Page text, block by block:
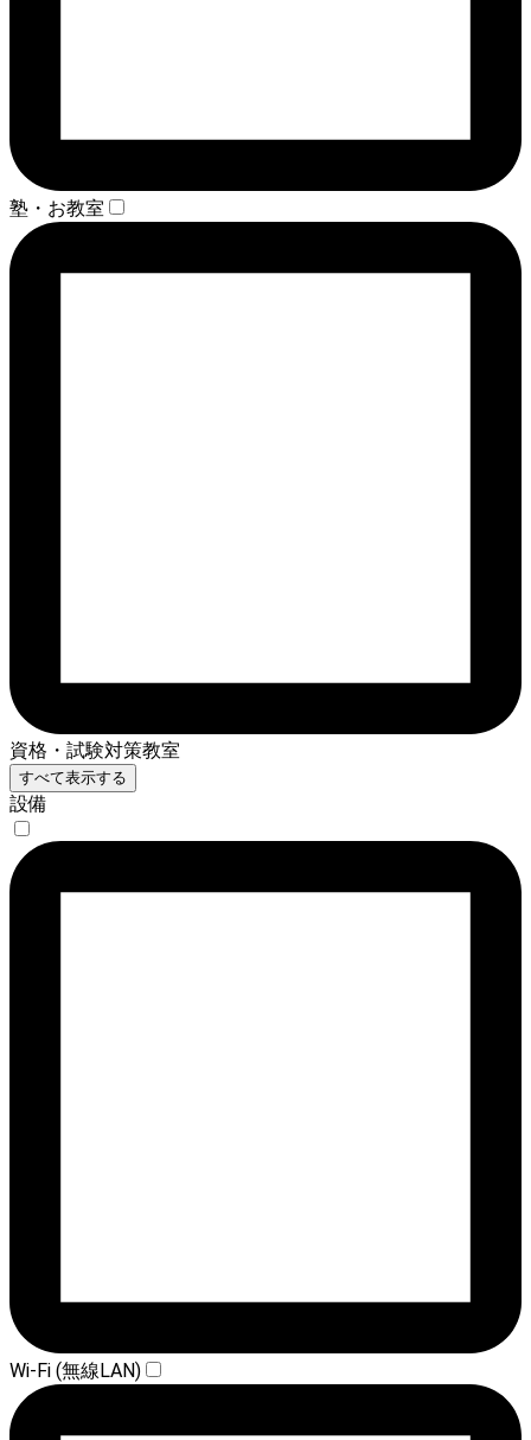
塾・お教室
資格・試験対策教室
すべて表示する
設備
Wi-Fi (無線LAN)